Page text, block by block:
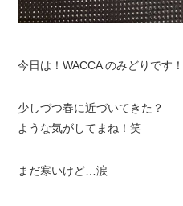
今日は！WACCA のみどりです！
少しづつ春に近づいてきた？
ような気がしてまね！笑
まだ寒いけど…涙